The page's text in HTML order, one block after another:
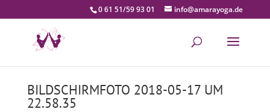
0 61 51/59 93 01 info@amarayoga.de
BILDSCHIRMFOTO 2018-05-17 UM
22.58.35